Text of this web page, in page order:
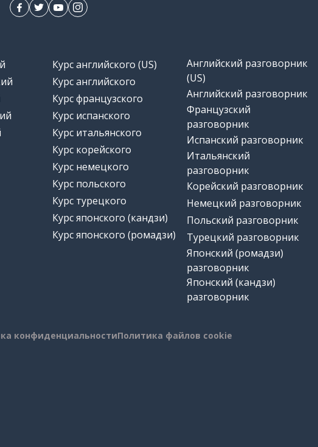
Курс английского (US)
Курс английского
Курс французского
Курс испанского
Курс итальянского
Курс корейского
Курс немецкого
Курс польского
Курс турецкого
Курс японского (кандзи)
Курс японского (ромадзи)
Английский разговорник
(US)
Английский разговорник
Французский
разговорник
Испанский разговорник
Итальянский
разговорник
Корейский разговорник
Немецкий разговорник
Польский разговорник
Турецкий разговорник
Японский (ромадзи)
разговорник
Японский (кандзи)
разговорник
конфиденциальностиПолитика файлов cookie